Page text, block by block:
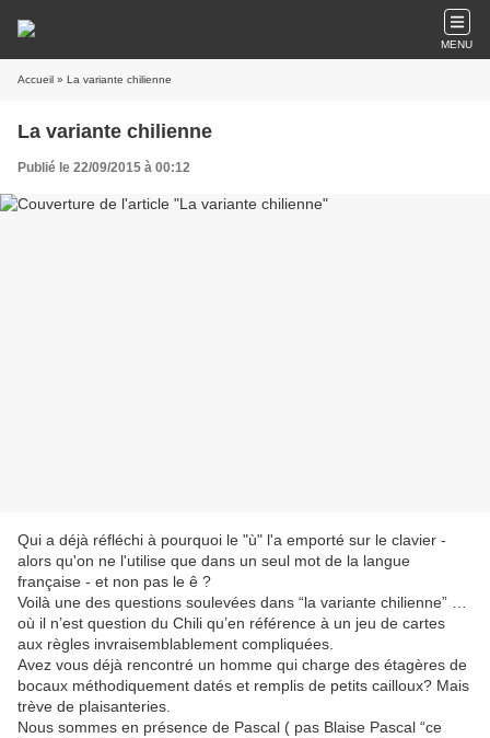
MENU
Accueil » La variante chilienne
La variante chilienne
Publié le 22/09/2015 à 00:12
Qui a déjà réfléchi à pourquoi le "ù" l'a emporté sur le clavier -
alors qu'on ne l'utilise que dans un seul mot de la langue
française - et non pas le ê ?
Voilà une des questions soulevées dans “la variante chilienne” …
où il n’est question du Chili qu’en référence à un jeu de cartes
aux règles invraisemblablement compliquées.
Avez vous déjà rencontré un homme qui charge des étagères de
bocaux méthodiquement datés et remplis de petits cailloux? Mais
trève de plaisanteries.
Nous sommes en présence de Pascal ( pas Blaise Pascal “ce